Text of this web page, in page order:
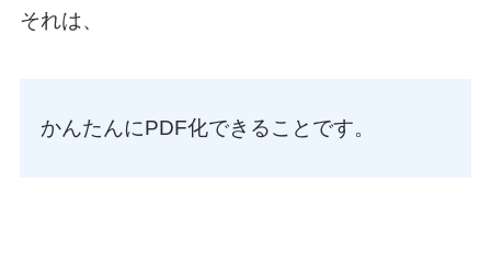
それは、
かんたんにPDF化できることです。